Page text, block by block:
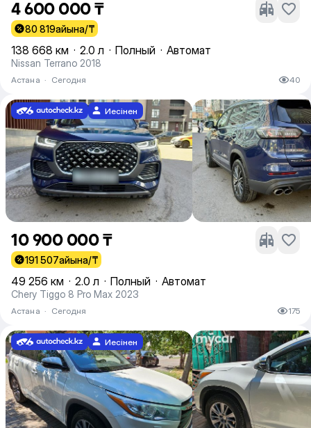
4 600 000 ₸
80 819айына/₸
138 668 км · 2.0 л · Полный · Автомат
Nissan Terrano 2018
Астана · Сегодня 40
Иесінен
10 900 000 ₸
191 507айына/₸
49 256 км · 2.0 л · Полный · Автомат
Chery Tiggo 8 Pro Max 2023
Астана · Сегодня 175
Иесінен